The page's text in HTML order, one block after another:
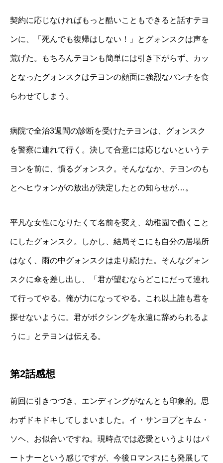
契約に応じなければもっと酷いこともできると話すテヨ
ンに、「死んでも復帰はしない！」とグォンスクは声を
荒げた。もちろんテヨンも簡単には引き下がらず、カッ
となったグォンスクはテヨンの顔面に強烈なパンチを食
らわせてしまう。
病院で全治3週間の診断を受けたテヨンは、グォンスク
を警察に連れて行く。決して合意には応じないというテ
ヨンを前に、憤るグォンスク。そんななか、テヨンのも
とへヒウォンがの放出が決定したとの知らせが…。
平凡な女性になりたくて名前を変え、幼稚園で働くこと
にしたグォンスク。しかし、結局そこにも自分の居場所
はなく、雨の中グォンスクは走り続けた。そんなグォン
スクに傘を差し出し、「君が望むならどこにだって連れ
て行ってやる。俺が力になってやる。これ以上誰も君を
探せないように。君がボクシングを永遠に辞められるよ
うに」とテヨンは伝える。
第2話感想
前回に引きつづき、エンディングがなんとも印象的。思
わずドキドキしてしまいました。イ・サンヨプとキム・
ソヘ、お似合いですね。現時点では恋愛というよりはパ
ートナーという感じですが、今後ロマンスにも発展して